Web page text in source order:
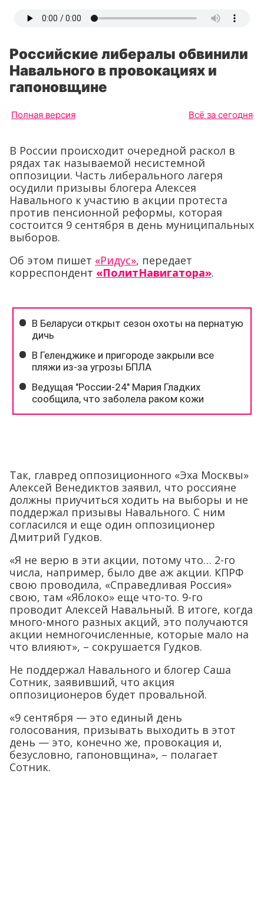
Российские либералы обвинили
Навального в провокациях и
гапоновщине
Полная версия Всё за сегодня
В России происходит очередной раскол в
рядах так называемой несистемной
оппозиции. Часть либерального лагеря
осудили призывы блогера Алексея
Навального к участию в акции протеста
против пенсионной реформы, которая
состоится 9 сентября в день муниципальных
выборов.
Об этом пишет «Ридус», передает
корреспондент «ПолитНавигатора».
Так, главред оппозиционного «Эха Москвы»
Алексей Венедиктов заявил, что россияне
должны приучиться ходить на выборы и не
поддержал призывы Навального. С ним
согласился и еще один оппозиционер
Дмитрий Гудков.
«Я не верю в эти акции, потому что… 2-го
числа, например, было две аж акции. КПРФ
свою проводила, «Справедливая Россия»
свою, там «Яблоко» еще что-то. 9-го
проводит Алексей Навальный. В итоге, когда
много-много разных акций, это получаются
акции немногочисленные, которые мало на
что влияют», – сокрушается Гудков.
Не поддержал Навального и блогер Саша
Сотник, заявивший, что акция
оппозиционеров будет провальной.
«9 сентября — это единый день
голосования, призывать выходить в этот
день — это, конечно же, провокация и,
безусловно, гапоновщина», – полагает
Сотник.